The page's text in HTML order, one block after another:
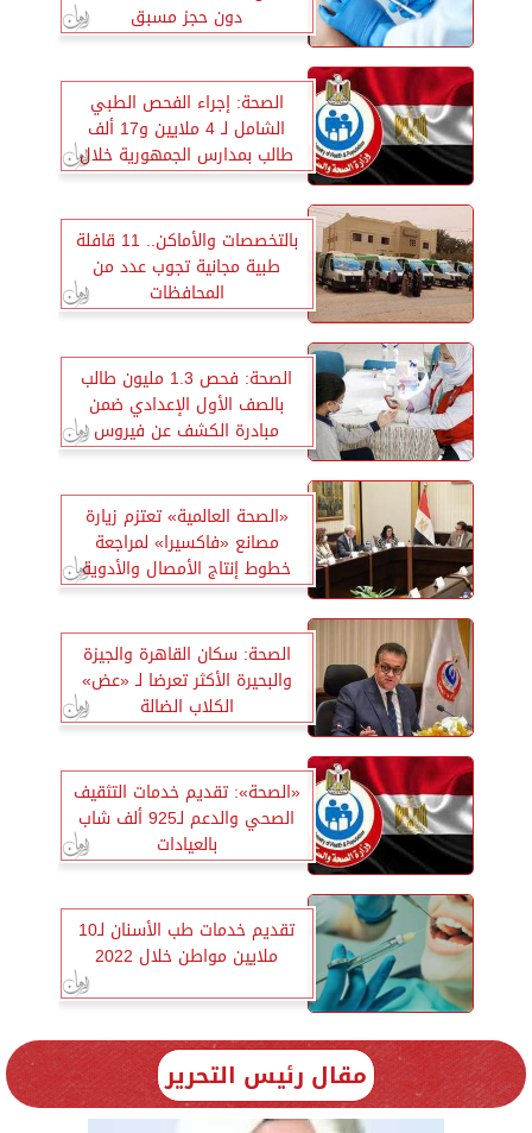
دون حجز مسبق
الصحة: إجراء الفحص الطبي
الشامل لـ 4 ملايين و17 ألف
طالب بمدارس الجمهورية خلال
عام 2022
بالتخصصات والأماكن.. 11 قافلة
طبية مجانية تجوب عدد من
المحافظات
الصحة: فحص 1.3 مليون طالب
بالصف الأول الإعدادي ضمن
مبادرة الكشف عن فيروس
«سي»
«الصحة العالمية» تعتزم زيارة
مصانع «فاكسيرا» لمراجعة
خطوط إنتاج الأمصال والأدوية
الصحة: سكان القاهرة والجيزة
والبحيرة الأكثر تعرضا لـ «عض»
الكلاب الضالة
«الصحة»: تقديم خدمات التثقيف
الصحي والدعم لـ925 ألف شاب
بالعيادات
تقديم خدمات طب الأسنان لـ10
ملايين مواطن خلال 2022
مقال رئيس التحرير